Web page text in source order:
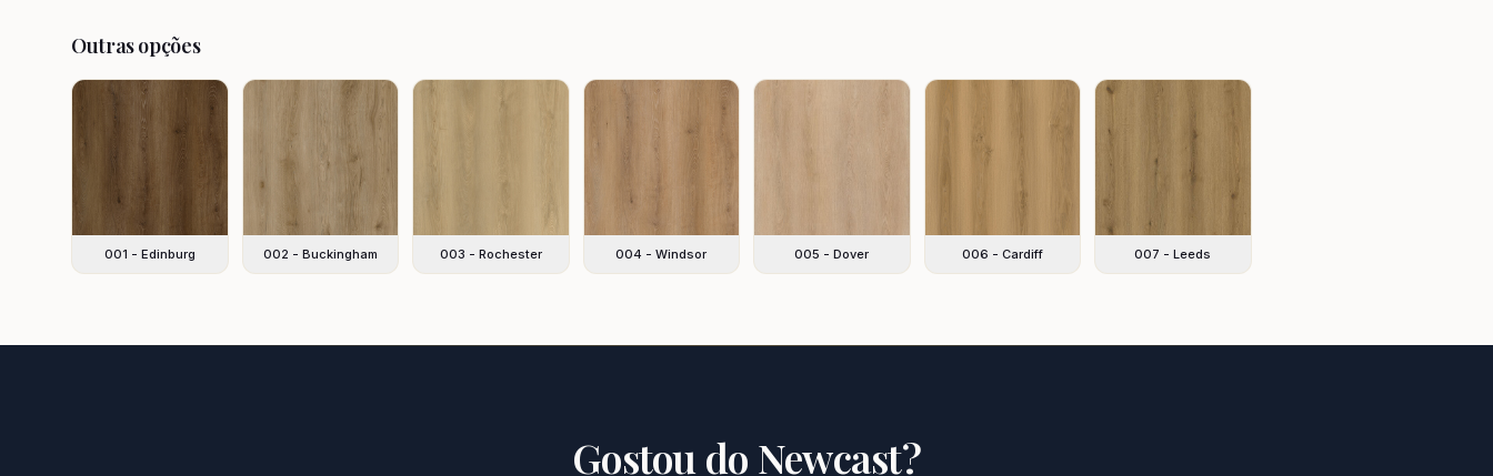
Outras opções
001 - Edinburg 002 - Buckingham 003 - Rochester 004 - Windsor 005 - Dover 006 - Cardiff 007 - Leeds
Gostou do Newcast?